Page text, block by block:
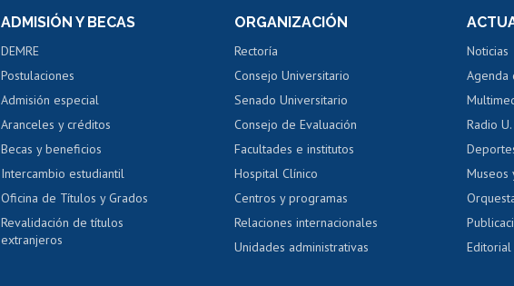
Consulta y certificado de notas
Servicio médico y dental
Pago de arancel y crédito alumnos
Pago de arancel y crédito exalumnos
Certificado de títulos y grados
Perfeccionamiento
Evaluación docente
Calificación académica
Postulación al AUCAI
ADMISIÓN Y BECAS
DEMRE
Postulaciones
Admisión especial
Aranceles y créditos
Becas y beneficios
Intercambio estudiantil
Oficina de Títulos y Grados
Revalidación de títulos
extranjeros
ORGANIZACIÓN
Rectoría
Consejo Universitario
Senado Universitario
Consejo de Evaluación
Facultades e institutos
Hospital Clínico
Centros y programas
Relaciones internacionales
Unidades administrativas
Noticias
Agenda
Radio
Museos